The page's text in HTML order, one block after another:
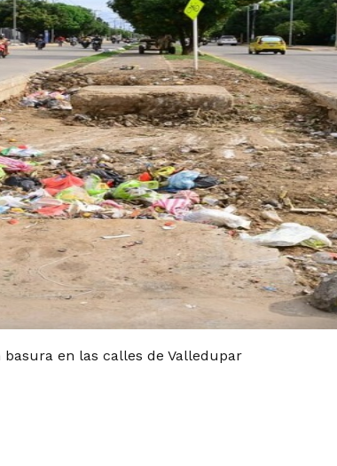
en las calles de Valledupar